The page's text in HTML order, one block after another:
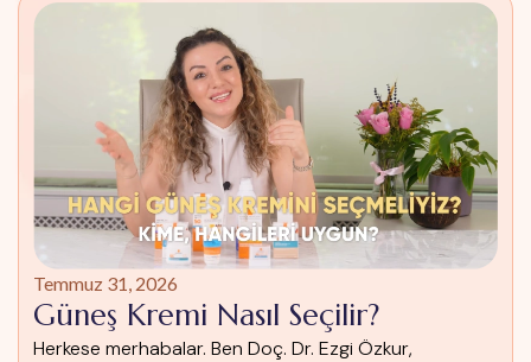
Temmuz 31, 2026
Güneş Kremi Nasıl Seçilir?
Herkese merhabalar. Ben Doç. Dr. Ezgi Özkur,